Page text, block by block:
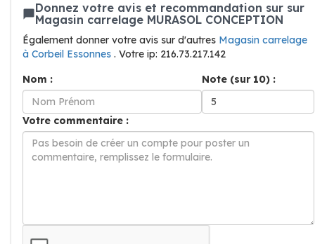
Donnez votre avis et recommandation sur sur
Magasin carrelage MURASOL CONCEPTION
Également donner votre avis sur d'autres Magasin carrelage
à Corbeil Essonnes . Votre ip: 216.73.217.142
Nom :
Note (sur 10) :
Votre commentaire :